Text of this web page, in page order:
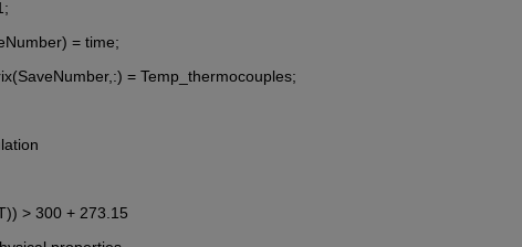
= time;
= Temp_thermocouples;
> 300 + 273.15